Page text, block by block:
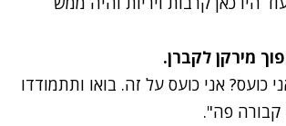
מירקן לקברן.
כועס? אני כועס על זה. בואו ותתמודדו
פה".